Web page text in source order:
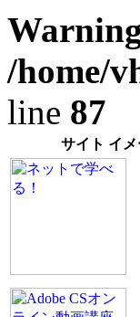
/home/
line 87
サイト イ